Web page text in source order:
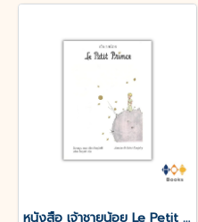
หนังสือ เจ้าชายน้อย Le Petit Prince